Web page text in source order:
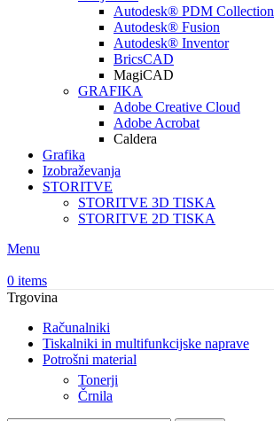
Autodesk® PDM Collection
Autodesk® Fusion
Autodesk® Inventor
BricsCAD
MagiCAD
GRAFIKA
Adobe Creative Cloud
Adobe Acrobat
Caldera
Grafika
Izobraževanja
STORITVE
STORITVE 3D TISKA
STORITVE 2D TISKA
Menu
0 items
Trgovina
Računalniki
Tiskalniki in multifunkcijske naprave
Potrošni material
Tonerji
Črnila